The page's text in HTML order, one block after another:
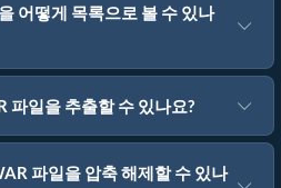
어떻게 목록으로 볼 수 있나
파일을 추출할 수 있나요?
파일을 압축 해제할 수 있나